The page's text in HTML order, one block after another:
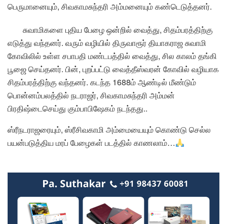
பெருமானையும், சிவகாமசுந்தரி அம்மனையும் கண்டெடுத்தனர்.
சுவாமிகளை புதிய பேழை ஒன்றில் வைத்து, சிதம்பரத்திற்கு
எடுத்து வந்தனர். வரும் வழியில் திருவாரூர் தியாகராஜ சுவாமி
கோவிலில் உள்ள சபாபதி மண்டபத்தில் வைத்து, சில காலம் தங்கி
பூஜை செய்தனர். பின், புறப்பட்டு வைத்தீஸ்வரன் கோவில் வழியாக
சிதம்பரத்திற்கு வந்தனர். கடந்த 1688ம் ஆண்டில் மீண்டும்
பொன்னம்பலத்தில் நடராஜர், சிவகாமசுந்தரி அம்மன்
பிரதிஷ்டைசெய்து கும்பாபிஷேகம் நடந்தது..
ஸ்ரீநடராஜரையும், ஸ்ரீசிவகாமி அம்மையையும் கொண்டு செல்ல
பயன்படுத்திய மரப் பேழைகள் படத்தில் காணலாம்…